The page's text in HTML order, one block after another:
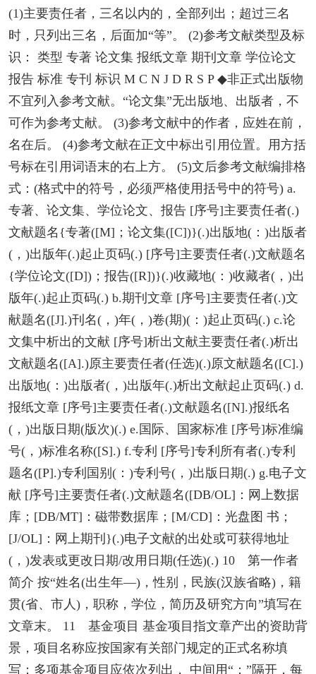
(1)主要责任者，三名以内的，全部列出；超过三名
时，只列出三名，后面加“等”。 (2)参考文献类型及标
识： 类型 专著 论文集 报纸文章 期刊文章 学位论文
报告 标准 专刊 标识 M C N J D R S P ◆非正式出版物
不宜列入参考文献。“论文集”无出版地、出版者，不
可作为参考丈献。 (3)参考文献中的作者，应姓在前，
名在后。 (4)参考文献在正文中标出引用位置。用方括
号标在引用词语末的右上方。 (5)文后参考文献编排格
式：(格式中的符号，必须严格使用括号中的符号) a.
专著、论文集、学位论文、报告 [序号]主要责任者(.)
文献题名{专著([M]；论文集([C])}(.)出版地(：)出版者
(，)出版年(.)起止页码(.) [序号]主要责任者(.)文献题名
{学位论文([D])；报告([R])}(.)收藏地(：)收藏者(，)出
版年(.)起止页码(.) b.期刊文章 [序号]主要责任者(.)文
献题名([J].)刊名(，)年(，)卷(期)(：)起止页码(.) c.论
文集中析出的文献 [序号]析出文献主要责任者(.)析出
文献题名([A].)原主要责任者(任选)(.)原文献题名([C].)
出版地(：)出版者(，)出版年(.)析出文献起止页码(.) d.
报纸文章 [序号]主要责任者(.)文献题名([N].)报纸名
(，)出版日期(版次)(.) e.国际、国家标准 [序号]标准编
号(，)标准名称([S].) f.专利 [序号]专利所有者(.)专利
题名([P].)专利国别(：)专利号(，)出版日期(.) g.电子文
献 [序号]主要责任者(.)文献题名([DB/OL]：网上数据
库；[DB/MT]：磁带数据库；[M/CD]：光盘图 书；
[J/OL]：网上期刊}(.)电子文献的出处或可获得地址
(，)发表或更改日期/改用日期(任选)(.) 10 第一作者
简介 按“姓名(出生年—)，性别，民族(汉族省略)，籍
贯(省、市人)，职称，学位，简历及研究方向”填写在
文章末。 11 基金项目 基金项目指文章产出的资助背
景，项目名称应按国家有关部门规定的正式名称填
写；多项基金项目应依次列出， 中间用“；”隔开，每